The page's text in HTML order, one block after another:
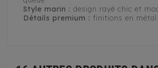
Style marin : design rayé chic et
Détails premium : finitions en